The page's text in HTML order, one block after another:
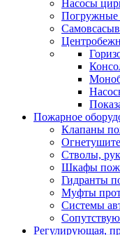
Насосы
Погружные
Пожарное
Клапаны
Стволы,
Шкафы
Гидранты
Муфты
Системы
Регулирующая,